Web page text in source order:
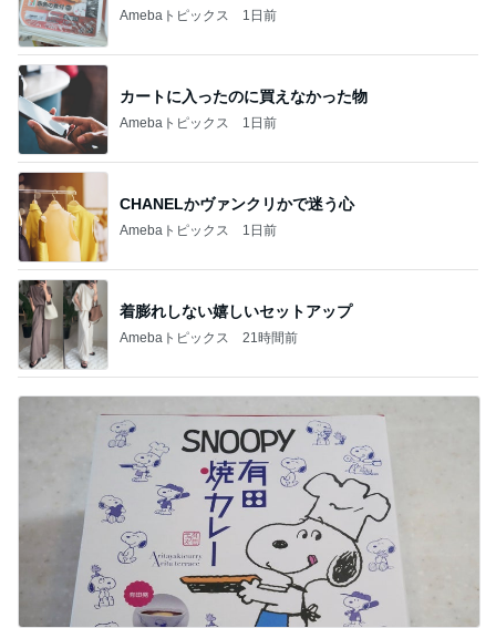
Amebaトピックス 1日前
カートに入ったのに買えなかった物
Amebaトピックス 1日前
CHANELかヴァンクリかで迷う心
Amebaトピックス 1日前
着膨れしない嬉しいセットアップ
Amebaトピックス 21時間前